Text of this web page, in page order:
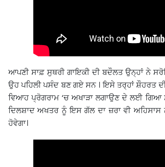
ਆਪਣੀ ਸਾਫ਼ ਸੁਥਰੀ ਗਾਇਕੀ ਦੀ ਬਦੌਲਤ ਉਨ੍ਹਾਂ ਨੇ
ਉਹ ਪਹਿਲੀ ਪਸੰਦ ਬਣ ਗਏ ਸਨ । ਇਸੇ ਤਰ੍ਹਾਂ ਸ਼ੌਹਰਤ
ਵਿਆਹ ਪ੍ਰੋਗਰਾਮ ‘ਚ ਅਖਾੜਾ ਲਗਾਉਣ ਦੇ ਲਈ ਗਿਆ
ਦਿਲਸ਼ਾਦ ਅਖਤਰ ਨੂੰ ਇਸ ਗੱਲ ਦਾ ਜ਼ਰਾ ਵੀ ਅਹਿਸਾਸ
ਹੋਵੇਗਾ।